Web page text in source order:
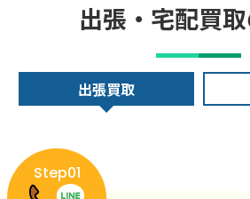
出張・宅配買
出張買取
Step01